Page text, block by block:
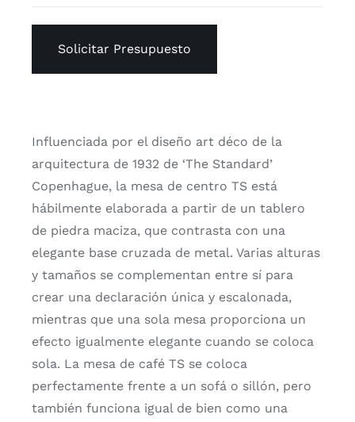
Solicitar Presupuesto
Influenciada por el diseño art déco de la
arquitectura de 1932 de ‘The Standard’
Copenhague, la mesa de centro TS está
hábilmente elaborada a partir de un tablero
de piedra maciza, que contrasta con una
elegante base cruzada de metal. Varias alturas
y tamaños se complementan entre sí para
crear una declaración única y escalonada,
mientras que una sola mesa proporciona un
efecto igualmente elegante cuando se coloca
sola. La mesa de café TS se coloca
perfectamente frente a un sofá o sillón, pero
también funciona igual de bien como una